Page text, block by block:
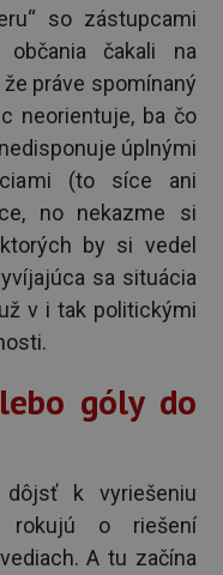
so zástupcami
čakali na
práve spomínaný
neorientuje, ba čo
úplnými
(to síce ani
no nekazme si
by si vedel
sa situácia
v i tak politickými
góly do
k vyriešeniu
rokujú o riešení
A tu začína